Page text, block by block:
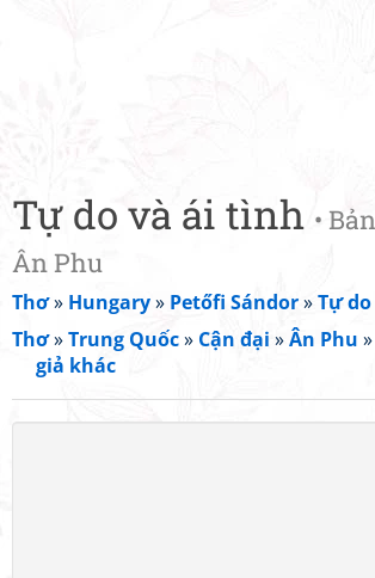
Tự do và ái tình •
Ân Phu
Thơ» Hungary» Petőfi Sándor»Tự
Thơ»Trung Quốc» Cận đại »Ân Phu »
giả khác